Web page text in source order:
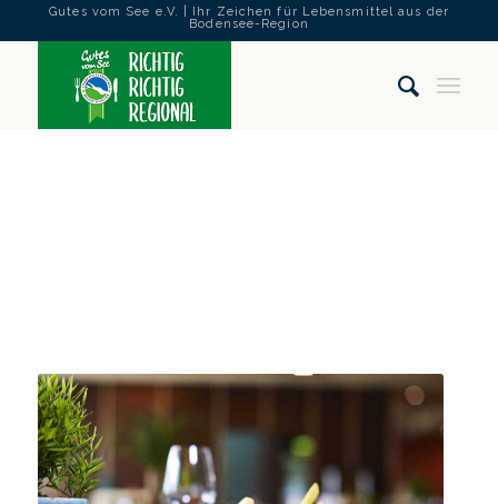
Gutes vom See e.V. | Ihr Zeichen für Lebensmittel aus der
Bodensee-Region